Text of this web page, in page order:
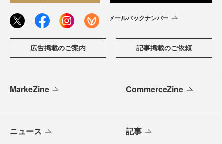
メールバックナンバー
広告掲載のご案内 記事掲載のご依頼
MarkeZine CommerceZine
ニュース 記事